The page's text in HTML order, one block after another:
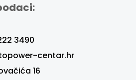
3490
centar.hr
16